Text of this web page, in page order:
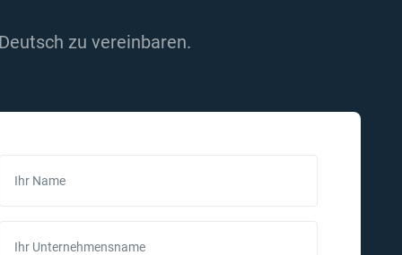
zu vereinbaren.
Ihr Name
Ihr Unternehmensname